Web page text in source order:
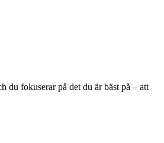
fokuserar på det du är bäst på – att